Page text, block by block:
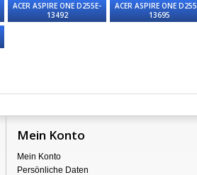
ACER ASPIRE ONE D255E-
13492
ACER ASPIRE ONE
13695
Mein Konto
Mein Konto
Persönliche Daten